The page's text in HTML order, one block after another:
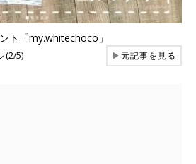
ト「my.whitechoco」
(2/5) ▶元記事を見る